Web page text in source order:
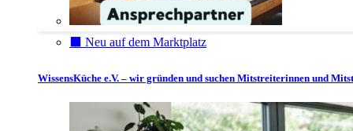
⬛️ Neu auf dem Marktplatz
WissensKüche e.V. – wir gründen und suchen Mitstreiterinnen und